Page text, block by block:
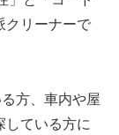
クリーナーで
方、車内や屋
している方に